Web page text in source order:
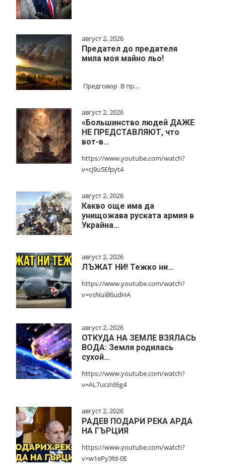
август 2, 2026
Предател до предателя
мила моя майно льо!
Предговор В пр…
август 2, 2026
«Большинство людей ДАЖЕ
НЕ ПРЕДСТАВЛЯЮТ, что
вот-в…
https://www.youtube.com/watch?
v=cj9u5Efpyt4
август 2, 2026
Какво още има да
унищожава руската армия в
Украйна…
август 2, 2026
ЛЪЖАТ НИ! Тежко ни…
https://www.youtube.com/watch?
v=vsNuiB6udHA
август 2, 2026
ОТКУДА НА ЗЕМЛЕ ВЗЯЛАСЬ
ВОДА: Земля родилась
сухой…
https://www.youtube.com/watch?
v=AL7uczId6g4
август 2, 2026
РАДЕВ ПОДАРИ РЕКА АРДА
НА ГЪРЦИЯ
https://www.youtube.com/watch?
v=w1ePy3fd-0E